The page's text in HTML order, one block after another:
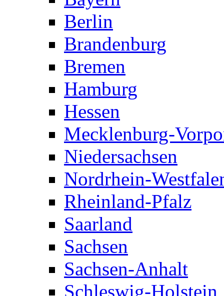
Berlin
Brandenburg
Bremen
Hamburg
Hessen
Mecklenburg-
Niedersachsen
Nordrhein-
Rheinland-Pfalz
Saarland
Sachsen
Sachsen-Anhalt
Schleswig-Holstein